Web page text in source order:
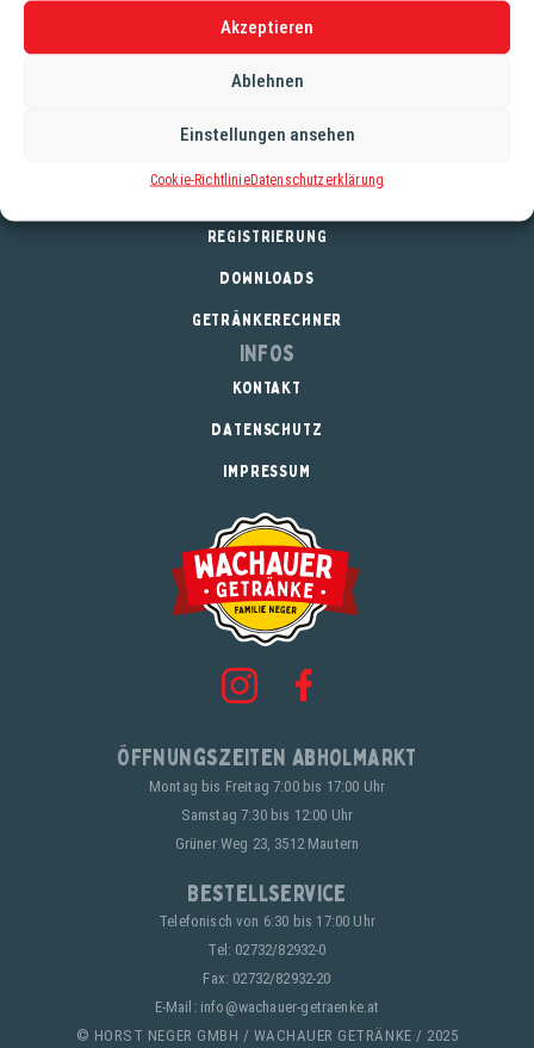
Akzeptieren
Ablehnen
Einstellungen ansehen
Cookie-RichtlinieDatenschutzerklärung
REGISTRIERUNG
DOWNLOADS
GETRÄNKERECHNER
Infos
KONTAKT
DATENSCHUTZ
IMPRESSUM
Öffnungszeiten Abholmarkt
Montag bis Freitag 7:00 bis 17:00 Uhr
Samstag 7:30 bis 12:00 Uhr
Grüner Weg 23, 3512 Mautern
Bestellservice
Telefonisch von 6:30 bis 17:00 Uhr
Tel: 02732/82932-0
Fax: 02732/82932-20
E-Mail: info@wachauer-getraenke.at
© HORST NEGER GMBH / WACHAUER GETRÄNKE / 2025